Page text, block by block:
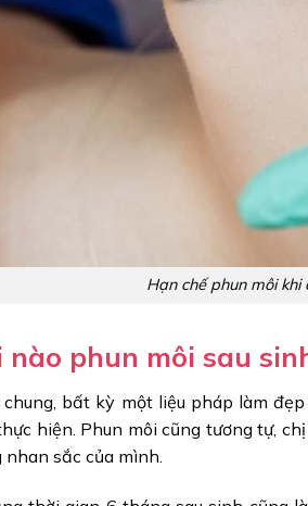
Hạn chế phun môi khi
nào phun môi sau
chung, bất kỳ một liệu pháp làm
hiện. Phun môi cũng tương tự,
nhan sắc của mình.